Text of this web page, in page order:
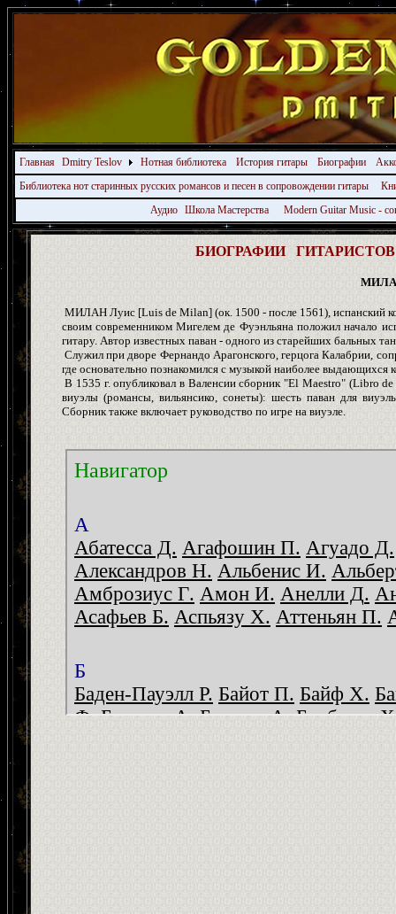
Главная Dmitry Teslov Нотная библиотека История гитары Биографии
Библиотека нот старинных русских романсов и песен в сопровождении гитары
Аудио Школа Мастерства Modern Guitar Music -
БИОГРАФИИ ГИТАРИСТОВ
МИЛАН Луис [Luis de Milan] (ок. 1500 - после 1561), испанский
своим современником Мигелем де Фуэнльяна положил начало
гитару. Автор известных паван - одного из старейших бальных
Служил при дворе Фернандо Арагонского, герцога Калабрии,
где основательно познакомился с музыкой наиболее выдающихся
В 1535 г. опубликовал в Валенсии сборник "El Maestro" (Libro
виуэлы (романсы, вильянсико, сонеты): шесть паван для
Сборник также включает руководство по игре на виуэле.